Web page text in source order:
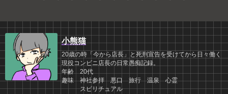
小熊猫
20歳の時「今から店長」と死刑宣告を受けてから日々働く
現役コンビニ店長の日常愚痴記録。
年齢 20代
趣味 神社参拝 悪口 旅行 温泉 心霊
スピリチュアル